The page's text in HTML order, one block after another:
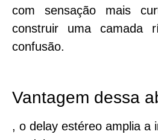
com sensação mais
construir uma camada
confusão.
Vantagem dessa
, o delay estéreo amplia a